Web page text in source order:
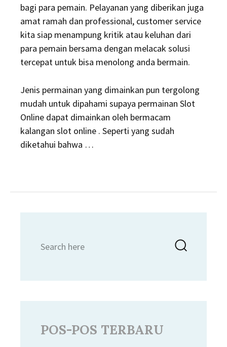
bagi para pemain. Pelayanan yang diberikan juga
amat ramah dan professional, customer service
kita siap menampung kritik atau keluhan dari
para pemain bersama dengan melacak solusi
tercepat untuk bisa menolong anda bermain.
Jenis permainan yang dimainkan pun tergolong
mudah untuk dipahami supaya permainan Slot
Online dapat dimainkan oleh bermacam
kalangan slot online . Seperti yang sudah
diketahui bahwa …
for:
POS-POS TERBARU